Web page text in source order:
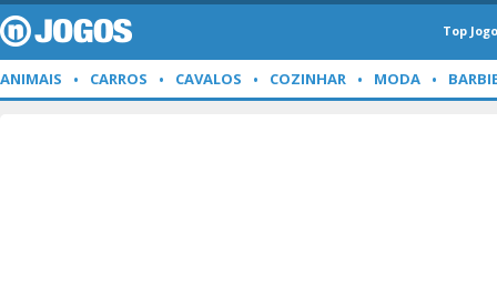
Top
ANIMAIS CARROS CAVALOS COZINHAR MODA